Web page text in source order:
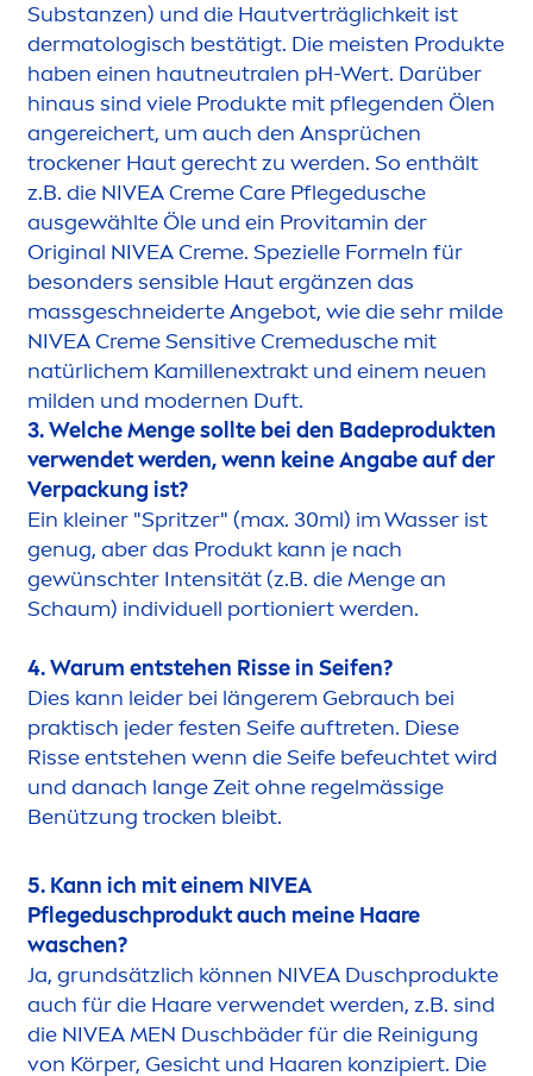
Substanzen) und die Hautverträglichkeit ist
dermatologisch bestätigt. Die meisten Produkte
haben einen hautneutralen pH-Wert. Darüber
hinaus sind viele Produkte mit pflegenden Ölen
angereichert, um auch den Ansprüchen
trockener Haut gerecht zu werden. So enthält
z.B. die NIVEA Creme Care Pflegedusche
ausgewählte Öle und ein Provitamin der
Original NIVEA Creme. Spezielle Formeln für
besonders sensible Haut ergänzen das
massgeschneiderte Angebot, wie die sehr milde
NIVEA CremeSensitive Cremedusche mit
natürlichem Kamillenextrakt und einem neuen
milden und modernen Duft.
3. WelcheMenge sollte bei den Badeprodukten
verwendet werden, wenn keine Angabe auf der
Verpackung ist?
Ein kleiner "Spritzer" (max. 30ml) im Wasser ist
genug, aber das Produkt kann je nach
gewünschter Intensität (z.B. dieMenge an
Schaum) individuell portioniert werden.
4. Warum entstehen Risse in Seifen?
Dies kann leider bei längerem Gebrauch bei
praktisch jeder festen Seife auftreten. Diese
Risse entstehen wenn die Seife befeuchtet wird
und danach lange Zeit ohne regelmässige
Benützung trocken bleibt.
5. Kann ich mit einem NIVEA
Pflegeduschprodukt auch meine Haare
waschen?
Ja, grundsätzlich können NIVEA Duschprodukte
auch für die Haare verwendet werden, z.B. sind
die NIVEAMEN Duschbäder für die Reinigung
von Körper, Gesicht und Haaren konzipiert. Die